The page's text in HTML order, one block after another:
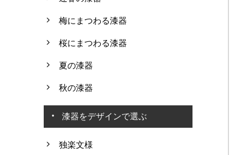
梅にまつわる漆器
桜にまつわる漆器
夏の漆器
秋の漆器
漆器をデザインで選ぶ
独楽文様